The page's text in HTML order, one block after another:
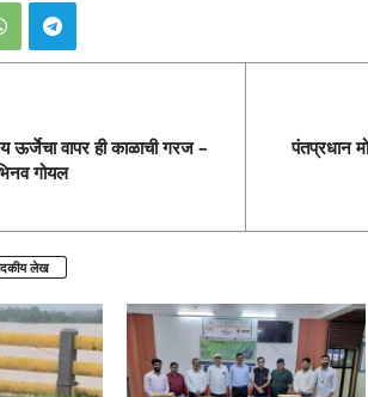
ऊर्जेचा वापर ही काळाची गरज –
गोयल
पंतप्रधान
लेख